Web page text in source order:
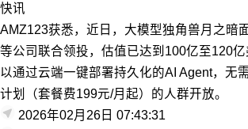
快讯
AMZ123获悉，近日，大模型独角兽月之暗
等公司联合领投，估值已达到100亿至120
以通过云端一键部署持久化的AI Agent，无
计划（套餐费199元/月起）的人群开放。
2026年02月26日 07:43:31